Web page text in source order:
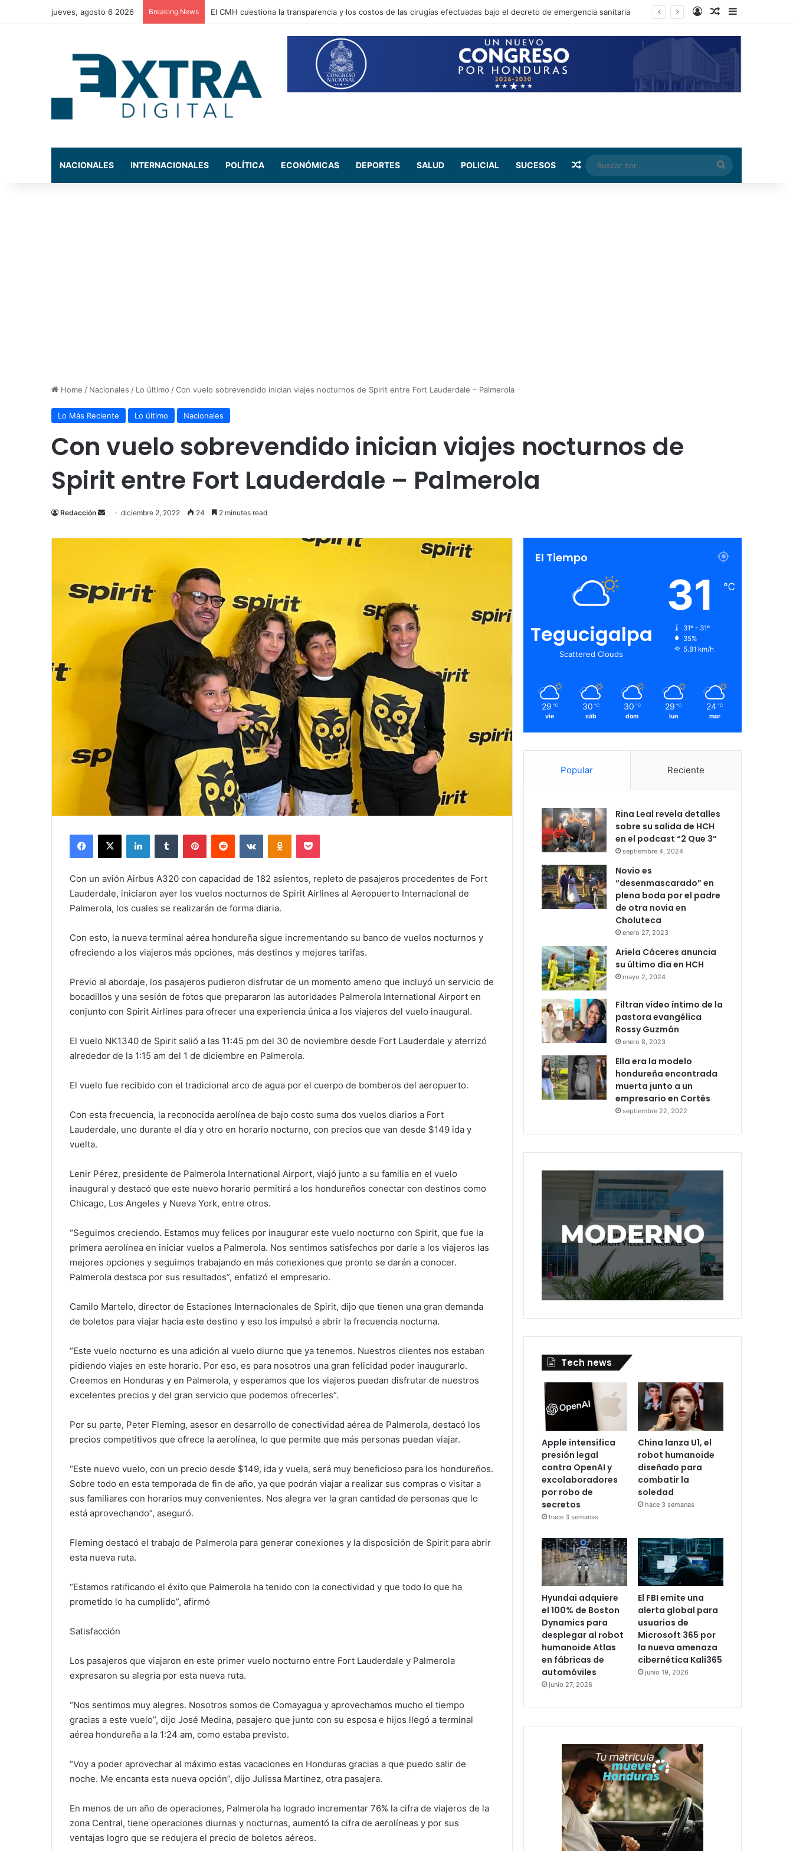
jueves, agosto 6 2026 Breaking News El CMH cuestiona la transparencia y los costos de las cirugías efectuadas bajo el decreto de emergencia sanitaria Log InRandom Article
Sidebar
NACIONALES INTERNACIONALES POLÍTICA ECONÓMICAS DEPORTES SALUD POLICIAL SUCESOS Random Article
Buscar
por
Home / Nacionales / Lo último /Con vuelo sobrevendido inician viajes nocturnos de Spirit entre Fort Lauderdale – Palmerola
Lo Más Reciente Lo último Nacionales
Con vuelo sobrevendido inician viajes nocturnos de
Spirit entre Fort Lauderdale – Palmerola
Redacción
Send
email
diciembre 2, 2022 24 2 minutes read
Facebook
X LinkedInTumblr PinterestReddit VKontakteOdnoklassniki
Pocket
Con un avión Airbus A320 con capacidad de 182 asientos, repleto de pasajeros procedentes de Fort
Lauderdale, iniciaron ayer los vuelos nocturnos de Spirit Airlines al Aeropuerto Internacional de
Palmerola, los cuales se realizarán de forma diaria.
Con esto, la nueva terminal aérea hondureña sigue incrementando su banco de vuelos nocturnos y
ofreciendo a los viajeros más opciones, más destinos y mejores tarifas.
Previo al abordaje, los pasajeros pudieron disfrutar de un momento ameno que incluyó un servicio de
bocadillos y una sesión de fotos que prepararon las autoridades Palmerola International Airport en
conjunto con Spirit Airlines para ofrecer una experiencia única a los viajeros del vuelo inaugural.
El vuelo NK1340 de Spirit salió a las 11:45 pm del 30 de noviembre desde Fort Lauderdale y aterrizó
alrededor de la 1:15 am del 1 de diciembre en Palmerola.
El vuelo fue recibido con el tradicional arco de agua por el cuerpo de bomberos del aeropuerto.
Con esta frecuencia, la reconocida aerolínea de bajo costo suma dos vuelos diarios a Fort
Lauderdale, uno durante el día y otro en horario nocturno, con precios que van desde $149 ida y
vuelta.
Lenir Pérez, presidente de Palmerola International Airport, viajó junto a su familia en el vuelo
inaugural y destacó que este nuevo horario permitirá a los hondureños conectar con destinos como
Chicago, Los Angeles y Nueva York, entre otros.
“Seguimos creciendo. Estamos muy felices por inaugurar este vuelo nocturno con Spirit, que fue la
primera aerolínea en iniciar vuelos a Palmerola. Nos sentimos satisfechos por darle a los viajeros las
mejores opciones y seguimos trabajando en más conexiones que pronto se darán a conocer.
Palmerola destaca por sus resultados”, enfatizó el empresario.
Camilo Martelo, director de Estaciones Internacionales de Spirit, dijo que tienen una gran demanda
de boletos para viajar hacia este destino y eso los impulsó a abrir la frecuencia nocturna.
“Este vuelo nocturno es una adición al vuelo diurno que ya tenemos. Nuestros clientes nos estaban
pidiendo viajes en este horario. Por eso, es para nosotros una gran felicidad poder inaugurarlo.
Creemos en Honduras y en Palmerola, y esperamos que los viajeros puedan disfrutar de nuestros
excelentes precios y del gran servicio que podemos ofrecerles”.
Por su parte, Peter Fleming, asesor en desarrollo de conectividad aérea de Palmerola, destacó los
precios competitivos que ofrece la aerolínea, lo que permite que más personas puedan viajar.
“Este nuevo vuelo, con un precio desde $149, ida y vuela, será muy beneficioso para los hondureños.
Sobre todo en esta temporada de fin de año, ya que podrán viajar a realizar sus compras o visitar a
sus familiares con horarios muy convenientes. Nos alegra ver la gran cantidad de personas que lo
está aprovechando”, aseguró.
Fleming destacó el trabajo de Palmerola para generar conexiones y la disposición de Spirit para abrir
esta nueva ruta.
“Estamos ratificando el éxito que Palmerola ha tenido con la conectividad y que todo lo que ha
prometido lo ha cumplido”, afirmó
Satisfacción
Los pasajeros que viajaron en este primer vuelo nocturno entre Fort Lauderdale y Palmerola
expresaron su alegría por esta nueva ruta.
“Nos sentimos muy alegres. Nosotros somos de Comayagua y aprovechamos mucho el tiempo
gracias a este vuelo”, dijo José Medina, pasajero que junto con su esposa e hijos llegó a terminal
aérea hondureña a la 1:24 am, como estaba previsto.
“Voy a poder aprovechar al máximo estas vacaciones en Honduras gracias a que puedo salir de
noche. Me encanta esta nueva opción”, dijo Julissa Martinez, otra pasajera.
En menos de un año de operaciones, Palmerola ha logrado incrementar 76% la cifra de viajeros de la
zona Central, tiene operaciones diurnas y nocturnas, aumentó la cifra de aerolíneas y por sus
ventajas logro que se redujera el precio de boletos aéreos.
El Tiempo
Tegucigalpa
Scattered Clouds
31 ℃
31º - 31º
35%
5.81 km/h
29 ℃
vie
30 ℃
sáb
30 ℃
dom
29 ℃
lun
24 ℃
mar
Popular Reciente
Rina Leal revela detalles
sobre su salida de HCH
en el podcast “2 Que 3”
septiembre 4, 2024
Novio es
“desenmascarado” en
plena boda por el padre
de otra novia en
Choluteca
enero 27, 2023
Ariela Cáceres anuncia
su último día en HCH
mayo 2, 2024
Filtran vídeo íntimo de la
pastora evangélica
Rossy Guzmán
enero 8, 2023
Ella era la modelo
hondureña encontrada
muerta junto a un
empresario en Cortés
septiembre 22, 2022
Tech news
Apple intensifica
presión legal
contra OpenAI y
excolaboradores
por robo de
secretos
hace 3 semanas
China lanza U1, el
robot humanoide
diseñado para
combatir la
soledad
hace 3 semanas
Hyundai adquiere
el 100% de Boston
Dynamics para
desplegar al robot
humanoide Atlas
en fábricas de
automóviles
junio 27, 2026
El FBI emite una
alerta global para
usuarios de
Microsoft 365 por
la nueva amenaza
cibernética Kali365
junio 19, 2026